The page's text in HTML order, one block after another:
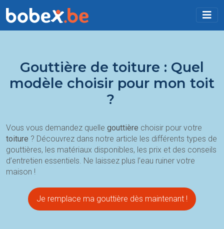
Gouttière de toiture : Quel
modèle choisir pour mon toit
?
Vous vous demandez quelle gouttière choisir pour votre
toiture ? Découvrez dans notre article les différents types de
gouttières, les matériaux disponibles, les prix et des conseils
d’entretien essentiels. Ne laissez plus l’eau ruiner votre
maison !
Je remplace ma gouttière dès maintenant !